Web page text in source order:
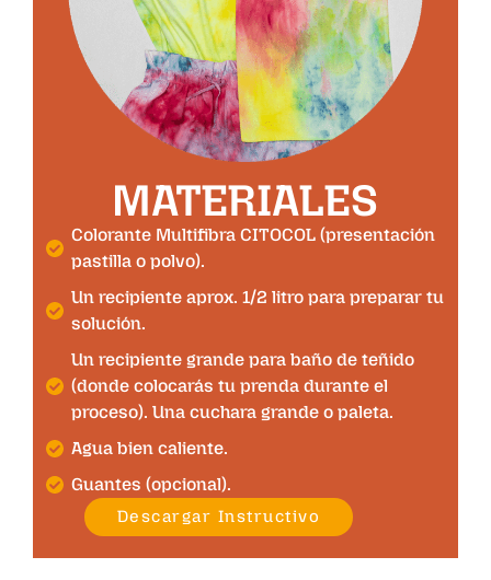
MATERIALES
Colorante Multifibra CITOCOL (presentación
pastilla o polvo).
Un recipiente aprox. 1/2 litro para preparar tu
solución.
Un recipiente grande para baño de teñido
(donde colocarás tu prenda durante el
proceso). Una cuchara grande o paleta.
Agua bien caliente.
Guantes (opcional).
Descargar Instructivo